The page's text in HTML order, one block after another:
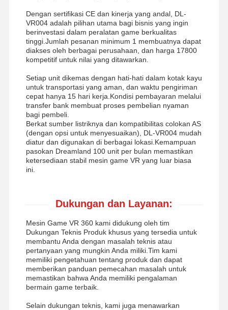
Dengan sertifikasi CE dan kinerja yang andal, DL-
VR004 adalah pilihan utama bagi bisnis yang ingin
berinvestasi dalam peralatan game berkualitas
tinggi.Jumlah pesanan minimum 1 membuatnya dapat
diakses oleh berbagai perusahaan, dan harga 17800
kompetitif untuk nilai yang ditawarkan.
Setiap unit dikemas dengan hati-hati dalam kotak kayu
untuk transportasi yang aman, dan waktu pengiriman
cepat hanya 15 hari kerja.Kondisi pembayaran melalui
transfer bank membuat proses pembelian nyaman
bagi pembeli.
Berkat sumber listriknya dan kompatibilitas colokan AS
(dengan opsi untuk menyesuaikan), DL-VR004 mudah
diatur dan digunakan di berbagai lokasi.Kemampuan
pasokan Dreamland 100 unit per bulan memastikan
ketersediaan stabil mesin game VR yang luar biasa
ini.
Dukungan dan Layanan:
Mesin Game VR 360 kami didukung oleh tim
Dukungan Teknis Produk khusus yang tersedia untuk
membantu Anda dengan masalah teknis atau
pertanyaan yang mungkin Anda miliki.Tim kami
memiliki pengetahuan tentang produk dan dapat
memberikan panduan pemecahan masalah untuk
memastikan bahwa Anda memiliki pengalaman
bermain game terbaik.
Selain dukungan teknis, kami juga menawarkan